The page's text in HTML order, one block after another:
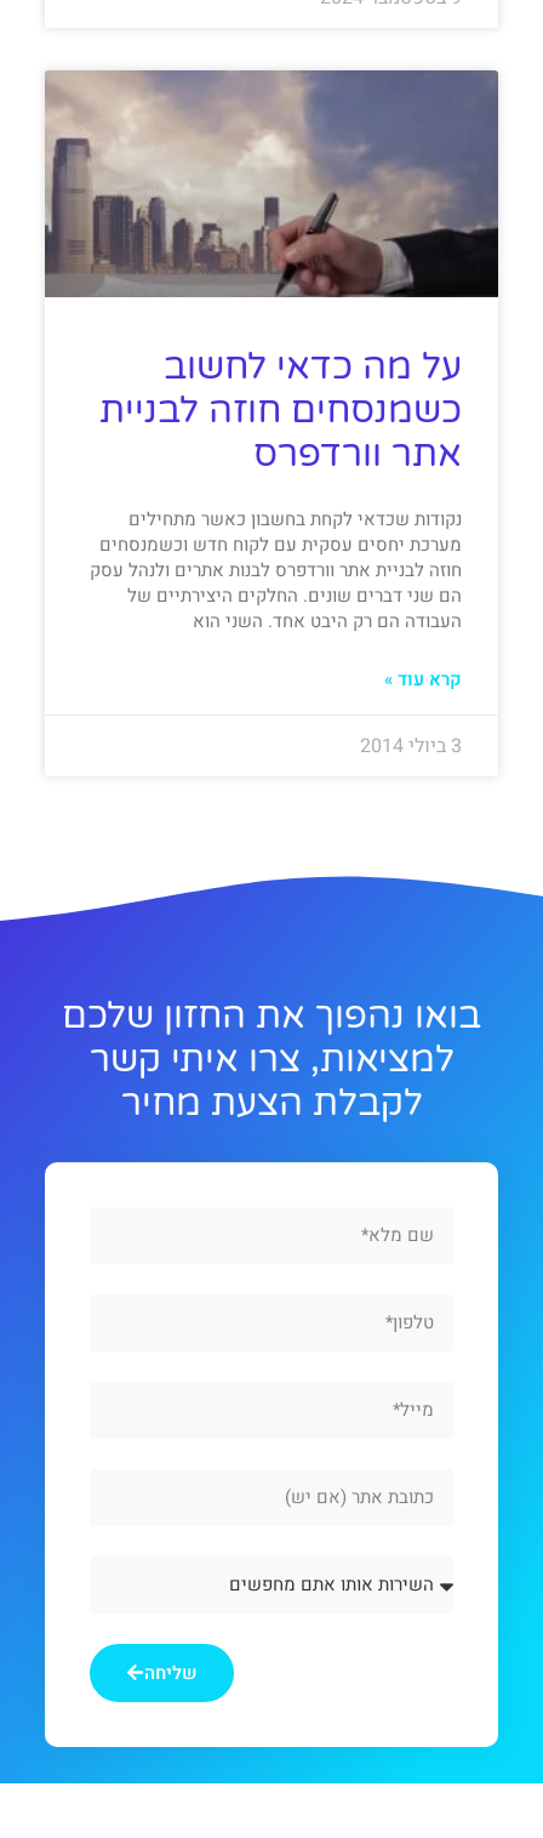
על מה כדאי לחשוב
כשמנסחים חוזה לבניית
אתר וורדפרס
נקודות שכדאי לקחת בחשבון כאשר מתחילים
מערכת יחסים עסקית עם לקוח חדש וכשמנסחים
חוזה לבניית אתר וורדפרס לבנות אתרים ולנהל עסק
הם שני דברים שונים. החלקים היצירתיים של
העבודה הם רק היבט אחד. השני הוא
קרא עוד »
3 ביולי 2014
בואו נהפוך את החזון שלכם
למציאות, צרו איתי קשר
לקבלת הצעת מחיר
Name
Url
אותו
שליחה